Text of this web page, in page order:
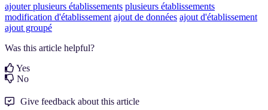
ajouter plusieurs établissements plusieurs établissements
modification d'établissement ajout de données ajout d'établissement
ajout groupé
Was this article helpful?
Yes
No
Give feedback about this article